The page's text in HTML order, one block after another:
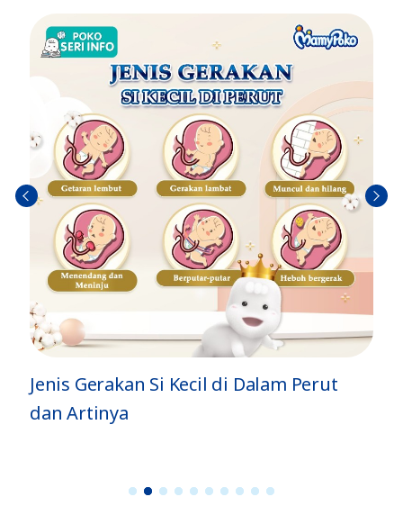
Jenis Gerakan Si Kecil di Dalam Perut
dan Artinya
Sebel
umn
Berik
utny
1 2 3 4 5 6 7 8 9 1